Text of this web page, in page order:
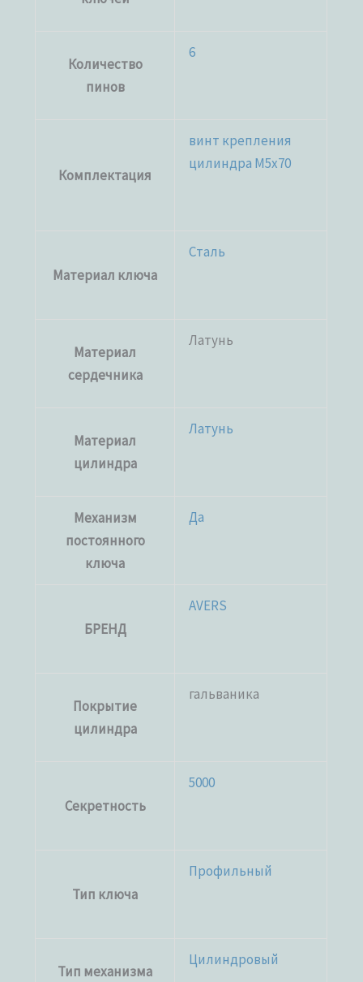
Количество
пинов
6
Комплектация
винт крепления
цилиндра M5x70
Материал ключа
Сталь
Материал
сердечника
Латунь
Материал
цилиндра
Латунь
Механизм
постоянного
ключа
Да
БРЕНД
AVERS
Покрытие
цилиндра
гальваника
Секретность
5000
Тип ключа
Профильный
Тип механизма
Цилиндровый